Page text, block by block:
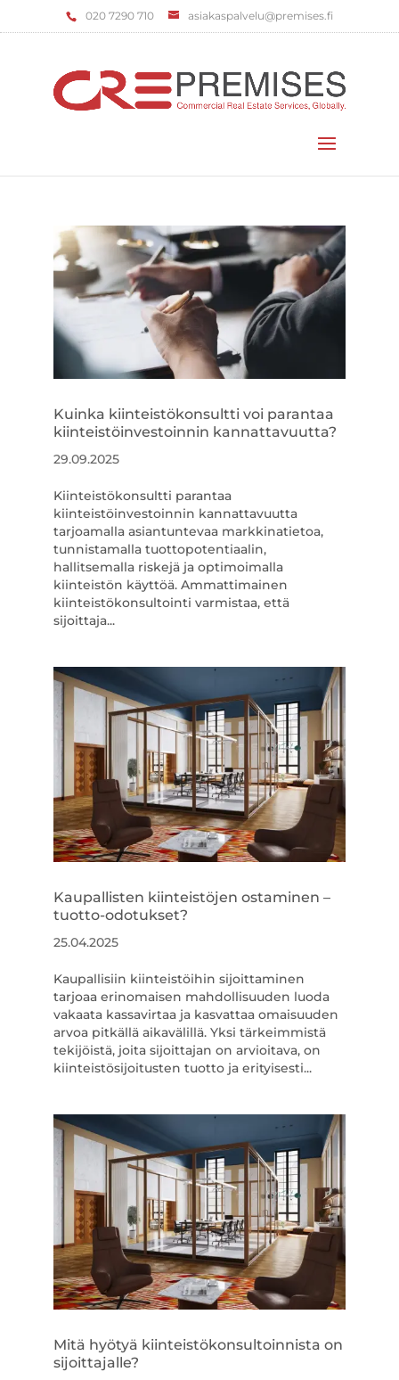
‌020 7290 710 asiakaspalvelu@premises.fi
Kuinka kiinteistökonsultti voi parantaa
kiinteistöinvestoinnin kannattavuutta?
29.09.2025
Kiinteistökonsultti parantaa
kiinteistöinvestoinnin kannattavuutta
tarjoamalla asiantuntevaa markkinatietoa,
tunnistamalla tuottopotentiaalin,
hallitsemalla riskejä ja optimoimalla
kiinteistön käyttöä. Ammattimainen
kiinteistökonsultointi varmistaa, että
sijoittaja...
Kaupallisten kiinteistöjen ostaminen –
tuotto-odotukset?
25.04.2025
Kaupallisiin kiinteistöihin sijoittaminen
tarjoaa erinomaisen mahdollisuuden luoda
vakaata kassavirtaa ja kasvattaa omaisuuden
arvoa pitkällä aikavälillä. Yksi tärkeimmistä
tekijöistä, joita sijoittajan on arvioitava, on
kiinteistösijoitusten tuotto ja erityisesti...
Mitä hyötyä kiinteistökonsultoinnista on
sijoittajalle?